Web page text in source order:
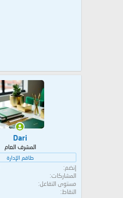
Dari
المشرف العام
طاقم الإدارة
إنضم
المشاركات
مستوى التفاعل
النقاط